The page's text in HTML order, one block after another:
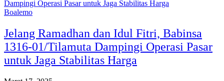
Boalemo
Jelang Ramadhan dan Idul Fitri, Babinsa
1316-01/Tilamuta Dampingi Operasi Pasar
untuk Jaga Stabilitas Harga